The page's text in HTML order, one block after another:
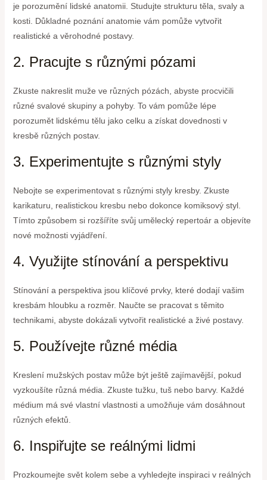
je porozumění lidské anatomii. Studujte strukturu těla, svaly a
kosti. Důkladné poznání anatomie vám pomůže vytvořit
realistické a věrohodné postavy.
2. Pracujte s různými pózami
Zkuste nakreslit muže ve různých pózách, abyste procvičili
různé svalové skupiny a pohyby. To vám pomůže lépe
porozumět lidskému tělu jako celku a získat dovednosti v
kresbě různých postav.
3. Experimentujte s různými styly
Nebojte se experimentovat s různými styly kresby. Zkuste
karikaturu, realistickou kresbu nebo dokonce komiksový styl.
Tímto způsobem si rozšíříte svůj umělecký repertoár a objevíte
nové možnosti vyjádření.
4. Využijte stínování a perspektivu
Stínování a perspektiva jsou klíčové prvky, které dodají vašim
kresbám hloubku a rozměr. Naučte se pracovat s těmito
technikami, abyste dokázali vytvořit realistické a živé postavy.
5. Používejte různé média
Kreslení mužských postav může být ještě zajímavější, pokud
vyzkoušíte různá média. Zkuste tužku, tuš nebo barvy. Každé
médium má své vlastní vlastnosti a umožňuje vám dosáhnout
různých efektů.
6. Inspiřujte se reálnými lidmi
Prozkoumejte svět kolem sebe a vyhledejte inspiraci v reálných